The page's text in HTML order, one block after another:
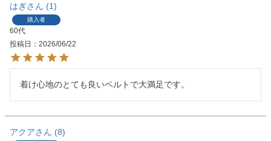
はぎ 1
購入者
60代
投稿日
2026/06/22
着け心地のとても良いベルトで大満足です。
アクア 8